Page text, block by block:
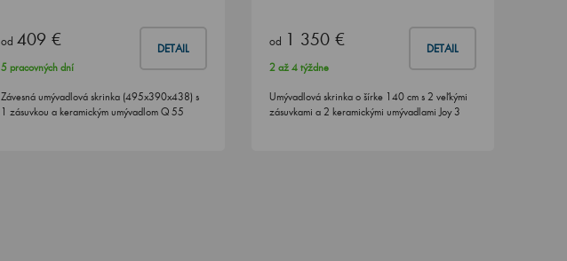
od 409 € DETAIL
5 pracovných dní
Závesná umývadlová skrinka (495x390x438) s
1 zásuvkou a keramickým umývadlom Q 55
od 1 350 € DETAIL
2 až 4 týždne
Umývadlová skrinka o šírke 140 cm s 2 veľkými
zásuvkami a 2 keramickými umývadlami Joy 3